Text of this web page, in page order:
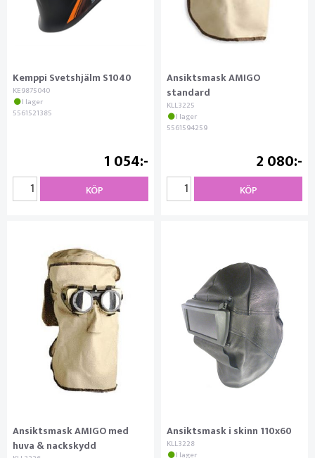
Kemppi Svetshjälm S1040
KE9875040
I lager
5561521385
1 054
KÖP
Ansiktsmask AMIGO
standard
KLL3225
I lager
5561594259
2 080
KÖP
Ansiktsmask AMIGO med
huva & nackskydd
Ansiktsmask i skinn 110x60
KLL3228
I lager